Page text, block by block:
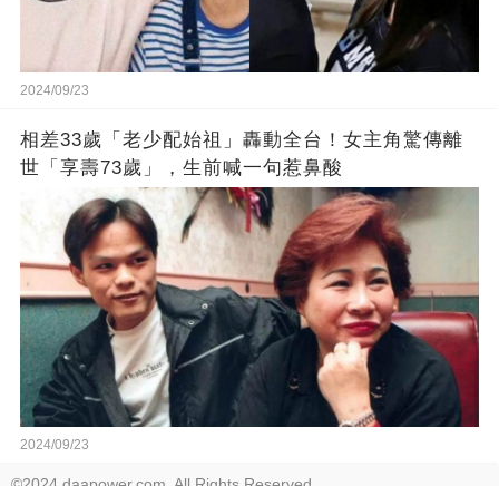
2024/09/23
相差33歲「老少配始祖」轟動全台！女主角驚傳離
世「享壽73歲」，生前喊一句惹鼻酸
2024/09/23